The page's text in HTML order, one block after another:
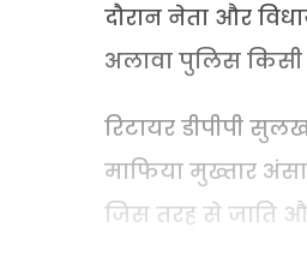
दौरान नेता और
अलावा पुलिस
रिटायर डीपीपी
माफिया मुख्तार
जिस तरह से जाति